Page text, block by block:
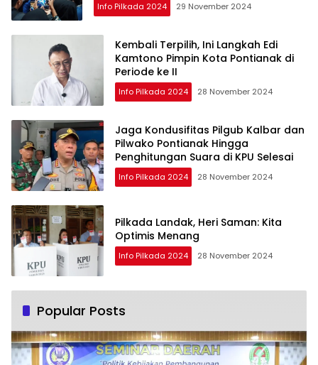
Info Pilkada 2024 29 November 2024
Kembali Terpilih, Ini Langkah Edi
Kamtono Pimpin Kota Pontianak di
Periode ke II
Info Pilkada 2024 28 November 2024
Jaga Kondusifitas Pilgub Kalbar dan
Pilwako Pontianak Hingga
Penghitungan Suara di KPU Selesai
Info Pilkada 2024 28 November 2024
Pilkada Landak, Heri Saman: Kita
Optimis Menang
Info Pilkada 2024 28 November 2024
Popular Posts